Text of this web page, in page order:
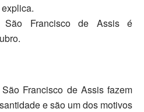
Francisco de Assis é
Francisco de Assis fazem
e são um dos motivos